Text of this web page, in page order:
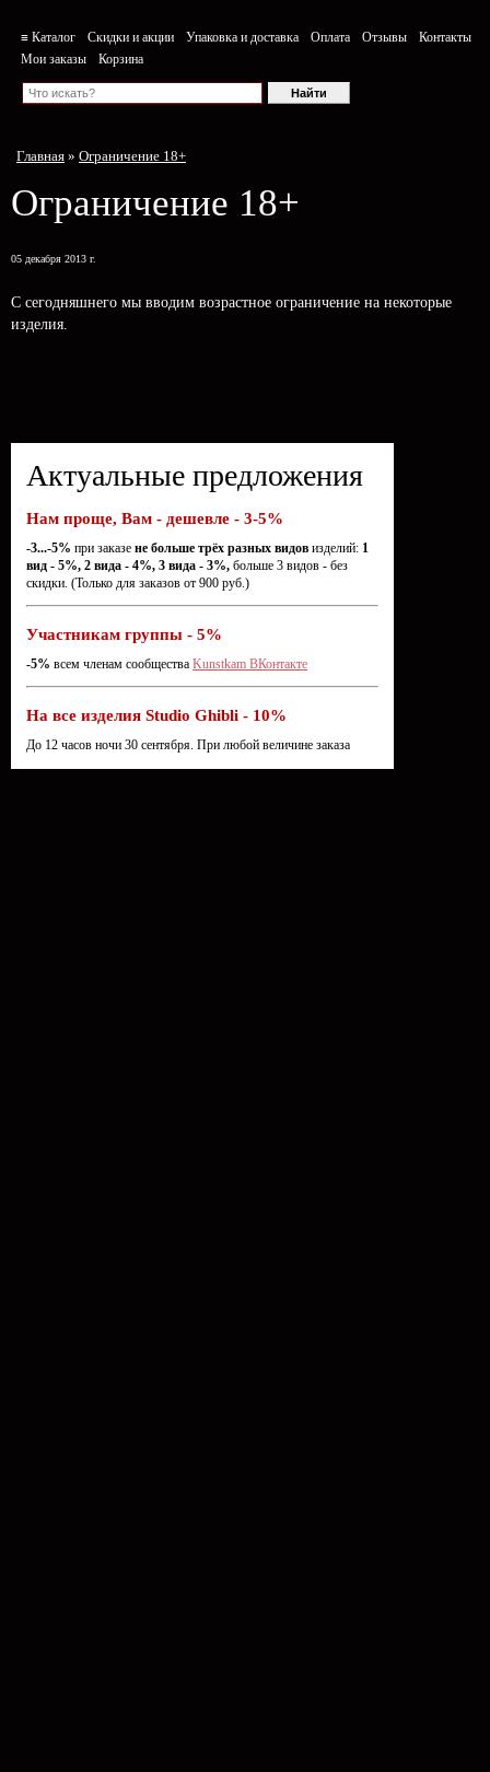
≡ Каталог Скидки и акции Упаковка и доставка Оплата Отзывы
Контакты
Мои заказы
Корзина
Главная » Ограничение 18+
Ограничение 18+
05 декабря 2013 г.
С сегодняшнего мы вводим возрастное ограничение на некоторые
изделия.
Актуальные предложения
Нам проще, Вам - дешевле - 3-5%
-3...-5% при заказе не больше трёх разных видов изделий: 1
вид - 5%, 2 вида - 4%, 3 вида - 3%, больше 3 видов - без
скидки. (Только для заказов от 900 руб.)
Участникам группы - 5%
-5% всем членам сообщества Kunstkam ВКонтакте
На все изделия Studio Ghibli - 10%
До 12 часов ночи 30 сентября. При любой величине заказа